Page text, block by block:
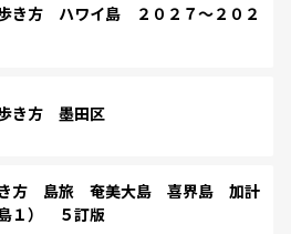
き方 ハワイ島 ２０２７～２０２
き方 墨田区
方 島旅 奄美大島 喜界島 加計
１） ５訂版